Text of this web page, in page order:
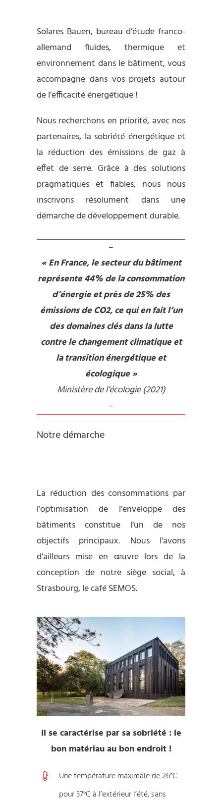
Solares Bauen, bureau d’étude franco-
allemand fluides, thermique et
environnement dans le bâtiment, vous
accompagne dans vos projets autour
de l’efficacité énergétique !
Nous recherchons en priorité, avec nos
partenaires, la sobriété énergétique et
la réduction des émissions de gaz à
effet de serre. Grâce à des solutions
pragmatiques et fiables, nous nous
inscrivons résolument dans une
démarche de développement durable.
–
« En France, le secteur du bâtiment
représente 44% de la consommation
d’énergie et près de 25% des
émissions de CO2, ce qui en fait l’un
des domaines clés dans la lutte
contre le changement climatique et
la transition énergétique et
écologique »
Ministère de l’écologie (2021)
–
Notre démarche
La réduction des consommations par
l’optimisation de l’enveloppe des
bâtiments constitue l’un de nos
objectifs principaux. Nous l’avons
d’ailleurs mise en œuvre lors de la
conception de notre siège social, à
Strasbourg, le café SEMOS.
Il se caractérise par sa sobriété : le
bon matériau au bon endroit !
Une température maximale de 26°C
pour 37°C à l’extérieur l’été, sans